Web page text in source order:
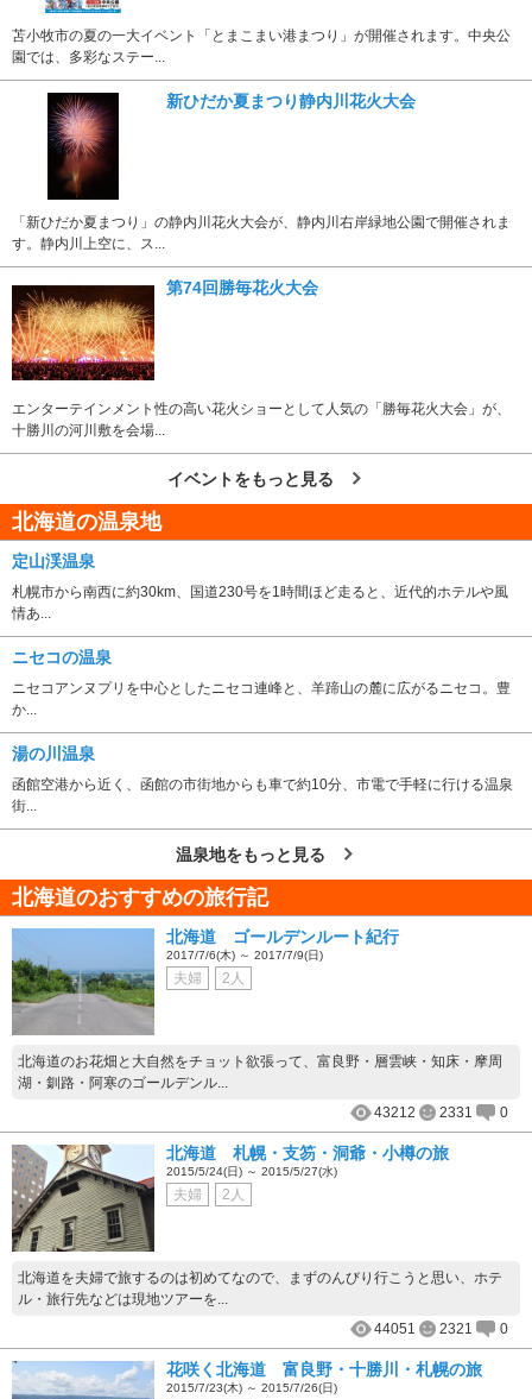
苫小牧市の夏の一大イベント「とまこまい港まつり」が開催されます。中央公
園では、多彩なステー...
新ひだか夏まつり静内川花火大会
「新ひだか夏まつり」の静内川花火大会が、静内川右岸緑地公園で開催されま
す。静内川上空に、ス...
第74回勝毎花火大会
エンターテインメント性の高い花火ショーとして人気の「勝毎花火大会」が、
十勝川の河川敷を会場...
イベントをもっと見る
北海道の温泉地
定山渓温泉
札幌市から南西に約30km、国道230号を1時間ほど走ると、近代的ホテルや風
情あ...
ニセコの温泉
ニセコアンヌプリを中心としたニセコ連峰と、羊蹄山の麓に広がるニセコ。豊
か...
湯の川温泉
函館空港から近く、函館の市街地からも車で約10分、市電で手軽に行ける温泉
街...
温泉地をもっと見る
北海道のおすすめの旅行記
北海道 ゴールデンルート紀行
2017/7/6(木) ～ 2017/7/9(日)
夫婦 2人
北海道のお花畑と大自然をチョット欲張って、富良野・層雲峡・知床・摩周
湖・釧路・阿寒のゴールデンル...
43212
2331 0
北海道 札幌・支笏・洞爺・小樽の旅
2015/5/24(日) ～ 2015/5/27(水)
夫婦 2人
北海道を夫婦で旅するのは初めてなので、まずのんびり行こうと思い、ホテ
ル・旅行先などは現地ツアーを...
44051
2321 0
花咲く北海道 富良野・十勝川・札幌の旅
2015/7/23(木) ～ 2015/7/26(日)